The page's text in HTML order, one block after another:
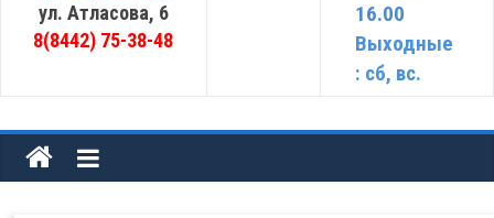
ул. Атласова, 6
8(8442) 75-38-48
16.00
Выходные
: сб, вс.